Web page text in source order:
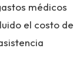
médicos
el costo de